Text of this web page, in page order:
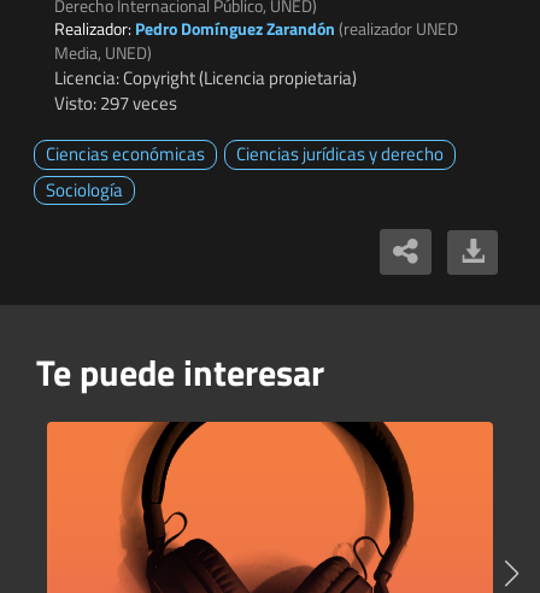
Derecho Internacional Público, UNED)
Realizador: Pedro Domínguez Zarandón(realizador UNED
Media, UNED)
Licencia: Copyright (Licencia propietaria)
Visto: 297 veces
Ciencias económicas
Ciencias jurídicas y derecho
Sociología
Te puede interesar